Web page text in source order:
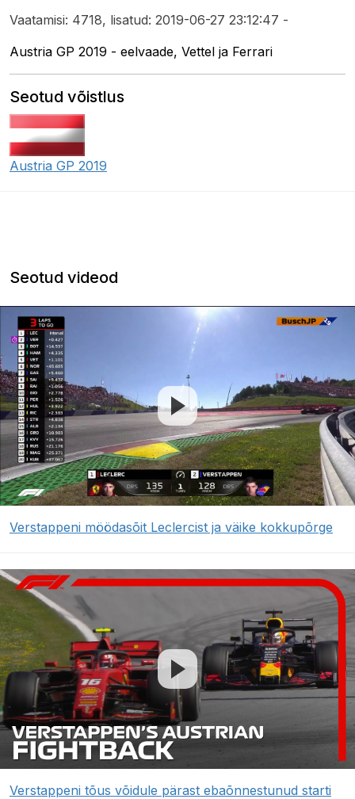
Vaatamisi: 4718, lisatud: 2019-06-27 23:12:47 -
Austria GP 2019 - eelvaade, Vettel ja Ferrari
Seotud võistlus
Austria GP 2019
Seotud videod
Verstappeni möödasõit Leclercist ja väike kokkupõrge
Verstappeni tõus võidule pärast ebaõnnestunud starti